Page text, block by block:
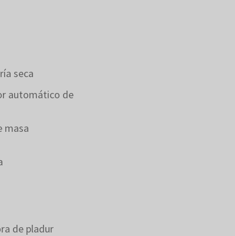
seca
automático de
masa
de pladur